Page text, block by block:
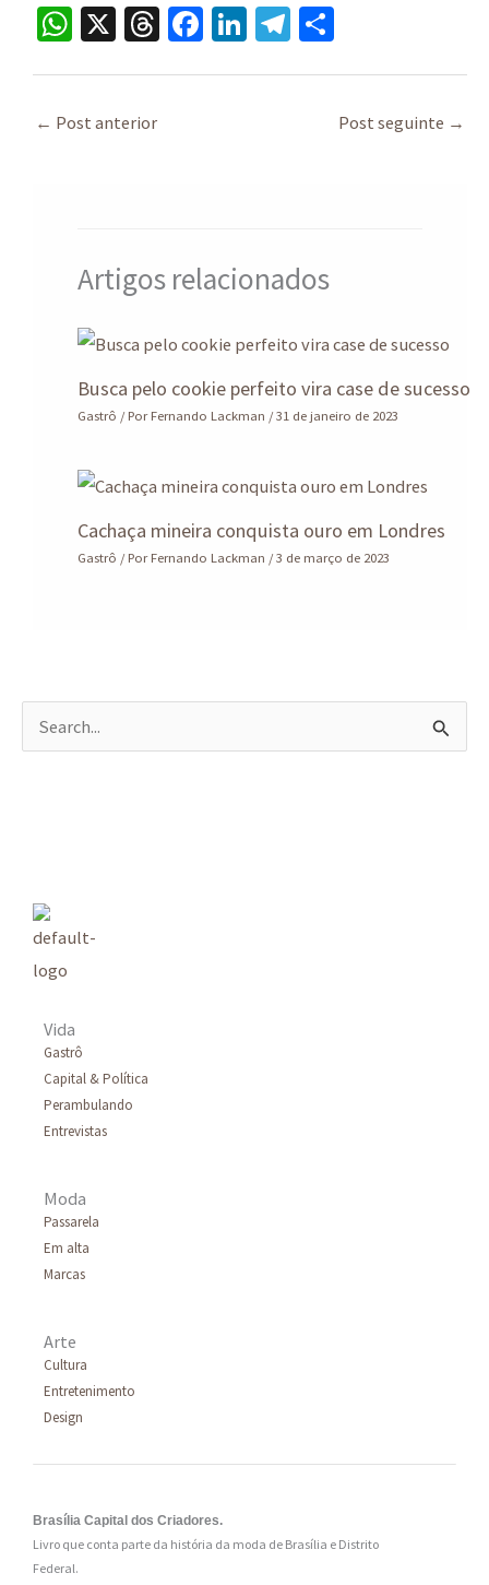
W
sA
X
T
Fa Li Te
e
← Post anterior Post seguinte →
Artigos relacionados
Busca pelo cookie perfeito vira case de sucesso
Gastrô / PorFernando Lackman /31 de janeiro de 2023
Cachaça mineira conquista ouro em Londres
Gastrô / PorFernando Lackman /3 de março de 2023
Vida
Gastrô
Capital & Política
Perambulando
Entrevistas
Moda
Passarela
Em alta
Marcas
Arte
Cultura
Entretenimento
Design
Brasília Capital dos Criadores.
Livro que conta parte da história da moda de Brasília e Distrito
Federal.